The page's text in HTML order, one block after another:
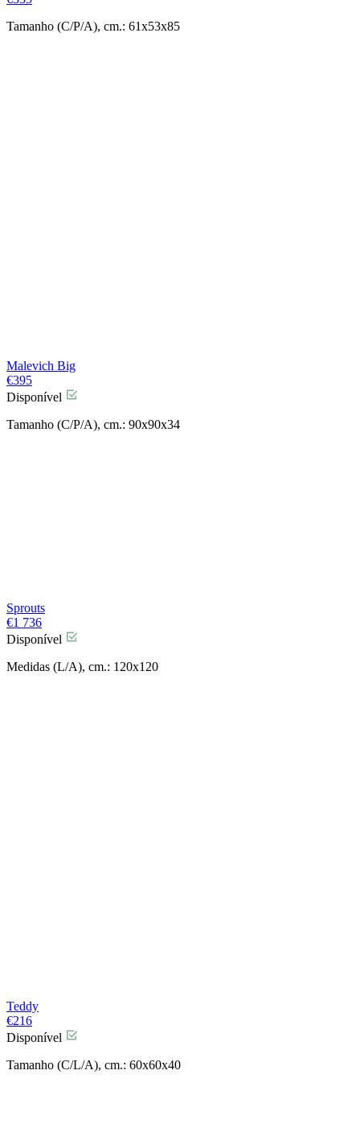
Tamanho (C/P/A), cm.: 61x53x85
Malevich Big
€395
Disponível
Tamanho (C/P/A), cm.: 90x90x34
Sprouts
€1 736
Disponível
Medidas (L/A), cm.: 120x120
Teddy
€216
Disponível
Tamanho (C/L/A), cm.: 60x60x40